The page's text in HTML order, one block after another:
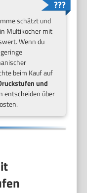
schätzt und
Multikocher mit
Wenn du
beim Kauf auf
und
entscheiden über